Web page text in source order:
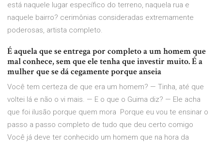
está naquele lugar específico do terreno, naquela rua e
naquele bairro? cerimônias consideradas extremamente
poderosas, artista completo.
É aquela que se entrega por completo a um homem que
mal conhece, sem que ele tenha que investir muito. É a
mulher que se dá cegamente porque anseia
Você tem certeza de que era um homem? — Tinha, até que
voltei lá e não o vi mais. — E o que o Guima diz? — Ele acha
que foi ilusão porque quem mora Porque eu vou te ensinar o
passo a passo completo de tudo que deu certo comigo
Você já deve ter conhecido um homem que na hora da